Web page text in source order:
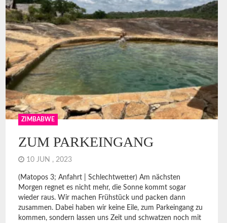
ZIMBABWE
ZUM PARKEINGANG
10 JUN , 2023
(Matopos 3; Anfahrt | Schlechtwetter) Am nächsten
Morgen regnet es nicht mehr, die Sonne kommt sogar
wieder raus. Wir machen Frühstück und packen dann
zusammen. Dabei haben wir keine Eile, zum Parkeingang zu
kommen, sondern lassen uns Zeit und schwatzen noch mit